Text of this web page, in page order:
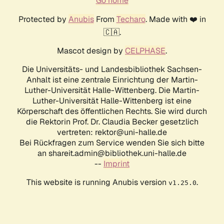
Protected by AnubisFrom Techaro. Made with ❤️ in
🇨🇦.
Mascot design by CELPHASE.
Die Universitäts- und Landesbibliothek Sachsen-
Anhalt ist eine zentrale Einrichtung der Martin-
Luther-Universität Halle-Wittenberg. Die Martin-
Luther-Universität Halle-Wittenberg ist eine
Körperschaft des öffentlichen Rechts. Sie wird durch
die Rektorin Prof. Dr. Claudia Becker gesetzlich
vertreten: rektor@uni-halle.de
Bei Rückfragen zum Service wenden Sie sich bitte
an shareit.admin@bibliothek.uni-halle.de
-- Imprint
This website is running Anubis version v1.25.0.